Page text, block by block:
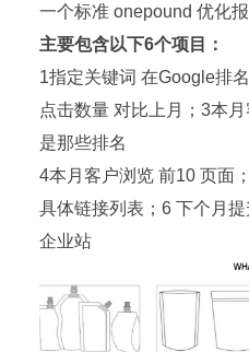
一个标准 onepound 优化
主要包含以下6个项目：
1指定关键词 在Google排
点击数量 对比上月；3本
是那些排名
4本月客户浏览 前10 页面
具体链接列表；6 下个月提
企业站